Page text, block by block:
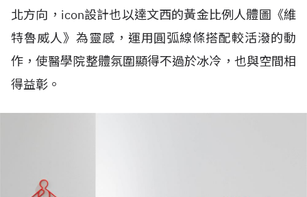
北方向，icon設計也以達文西的黃金比例人體圖《維
特魯威人》為靈感，運用圓弧線條搭配較活潑的動
作，使醫學院整體氛圍顯得不過於冰冷，也與空間相
得益彰。